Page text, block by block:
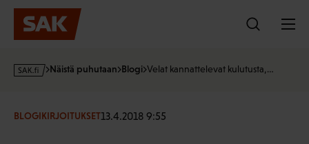
Hyppää
sisältöön
s
·
Näistä puhutaan Blogi Velat kannattelevat kulutusta,…
BLOGIKIRJOITUKSET13.4.2018 9:55